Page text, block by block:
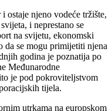
ostaje njeno vodeće tržište,
i neprestano se
na svijetu, ekonomski
da se mogu primijetiti njena
godina je poznatija po
Međunarodne
je pod pokroviteljstvom
tijela.
utrkama na europskom